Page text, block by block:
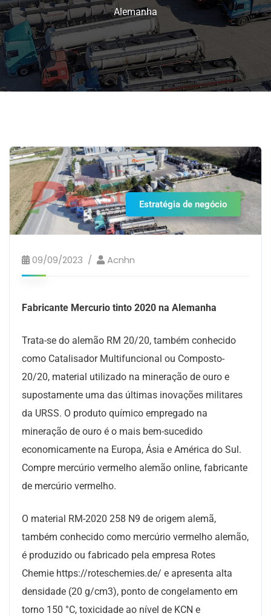
Alemanha
Estratégia de negócio
09/09/2023 Acnhn
Fabricante Mercurio tinto 2020 na Alemanha
Trata-se do alemão RM 20/20, também conhecido
como Catalisador Multifuncional ou Composto-
20/20, material utilizado na mineração de ouro e
supostamente uma das últimas inovações militares
da URSS. O produto químico empregado na
mineração de ouro é o mais bem-sucedido
economicamente na Europa, Ásia e América do Sul.
Compre mercúrio vermelho alemão online, fabricante
de mercúrio vermelho.
O material RM-2020 258 N9 de origem alemã,
também conhecido como mercúrio vermelho alemão,
é produzido ou fabricado pela empresa Rotes
Chemie https://roteschemies.de/ e apresenta alta
densidade (20 g/cm3), ponto de congelamento em
torno 150 °C, toxicidade ao nível de KCN e